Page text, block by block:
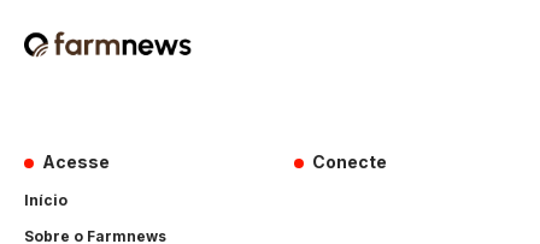
Acesse
Início
Sobre o Farmnews
Conecte